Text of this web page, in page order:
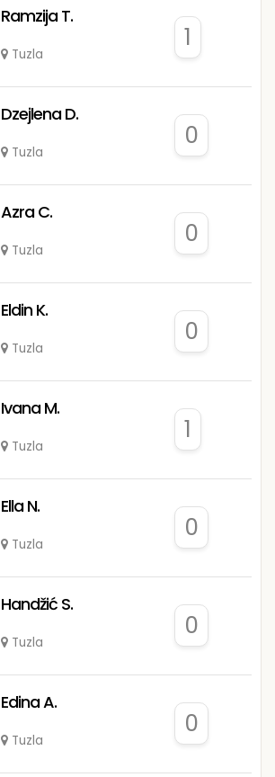
Ramzija T.
Tuzla
1
Dzejlena D.
Tuzla
0
Azra C.
Tuzla
0
Eldin K.
Tuzla
0
Ivana M.
Tuzla
1
Ella N.
Tuzla
0
Handžić S.
Tuzla
0
Edina A.
Tuzla
0